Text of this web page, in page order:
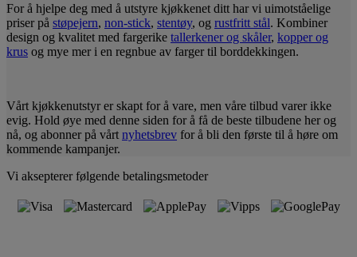
For å hjelpe deg med å utstyre kjøkkenet ditt har vi uimotståelige
priser på støpejern, non-stick, stentøy, og rustfritt stål. Kombiner
design og kvalitet med fargerike tallerkener og skåler, kopper og
krus og mye mer i en regnbue av farger til borddekkingen.
Vårt kjøkkenutstyr er skapt for å vare, men våre tilbud varer ikke
evig. Hold øye med denne siden for å få de beste tilbudene her og
nå, og abonner på vårt nyhetsbrev for å bli den første til å høre om
kommende kampanjer.
Vi aksepterer følgende betalingsmetoder